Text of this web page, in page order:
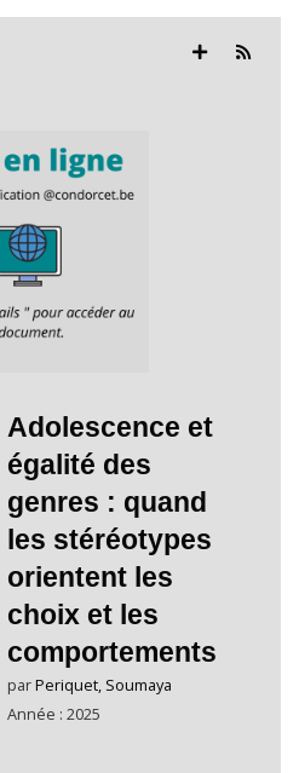
Adolescence et
égalité des
genres : quand
les stéréotypes
orientent les
choix et les
comportements
parPeriquet, Soumaya
Année : 2025